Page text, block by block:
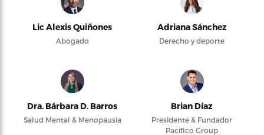
Lic Alexis Quiñones
Abogado
Adriana Sánchez
Derecho y deporte
Dra. Bárbara D. Barros
Salud Mental & Menopausia
Brian Díaz
Presidente & Fundador
Pacifico Group